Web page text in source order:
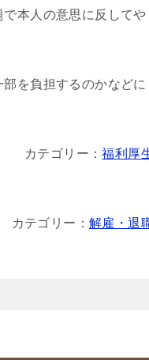
本人の意思に反してや
を負担するのかなどに
カテゴリー：福利厚
カテゴリー： 解雇・退